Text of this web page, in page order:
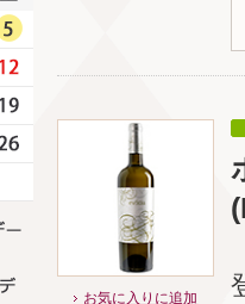
お気に入りに追加